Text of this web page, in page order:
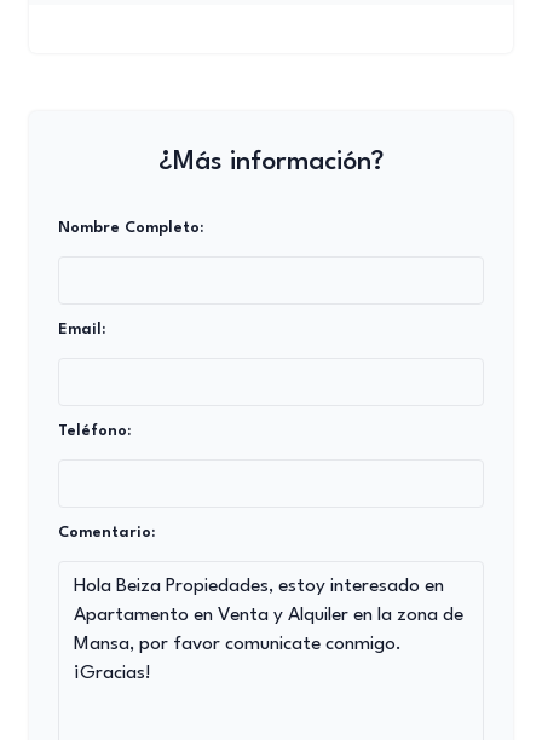
¿Más información?
Nombre Completo:
Email:
Teléfono:
Comentario: